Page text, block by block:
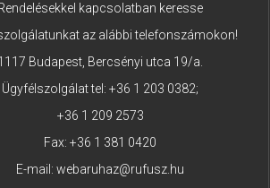
kapcsolatban keresse
az alábbi telefonszámokon!
Budapest, Bercsényi utca 19/a.
Ügyfélszolgálat tel:+36 1 203 0382;
+36 1 209 2573
Fax: +36 1 381 0420
E-mail:webaruhaz@rufusz.hu